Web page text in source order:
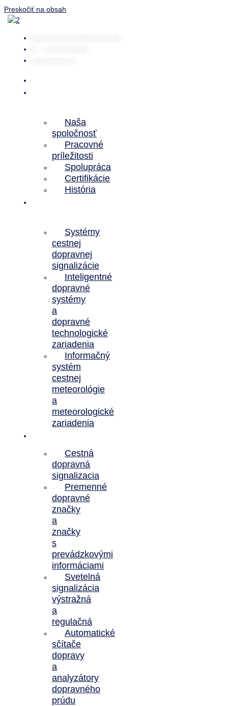
Preskočiť na obsah
Naša
spoločnosť
Pracovné
príležitosti
Spolupráca
Certifikácie
História
Systémy
cestnej
dopravnej
signalizácie
Inteligentné
dopravné
systémy
a
dopravné
technologické
zariadenia
Informačný
systém
cestnej
meteorológie
a
meteorologické
zariadenia
Cestná
dopravná
signalizacia
Premenné
dopravné
značky
a
značky
s
prevádzkovými
informáciami
Svetelná
signalizácia
výstražná
a
regulačná
Automatické
sčítače
dopravy
a
analyzátory
dopravného
prúdu